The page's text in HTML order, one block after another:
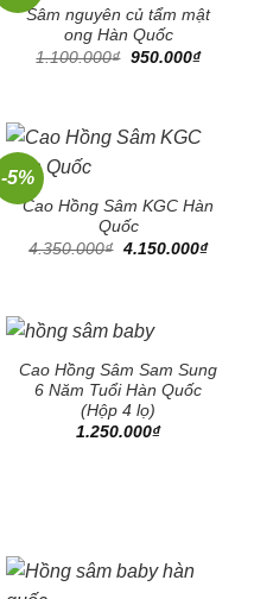
Sâm nguyên củ tẩm mật
ong Hàn Quốc
1.100.000₫ Giá
950.000₫Giá
-5%
Cao Hồng Sâm KGC Hàn
Quốc
4.350.000₫ Giá
4.150.000₫Giá
Cao Hồng Sâm Sam Sung
6 Năm Tuổi Hàn Quốc
(Hộp 4 lọ)
1.250.000₫